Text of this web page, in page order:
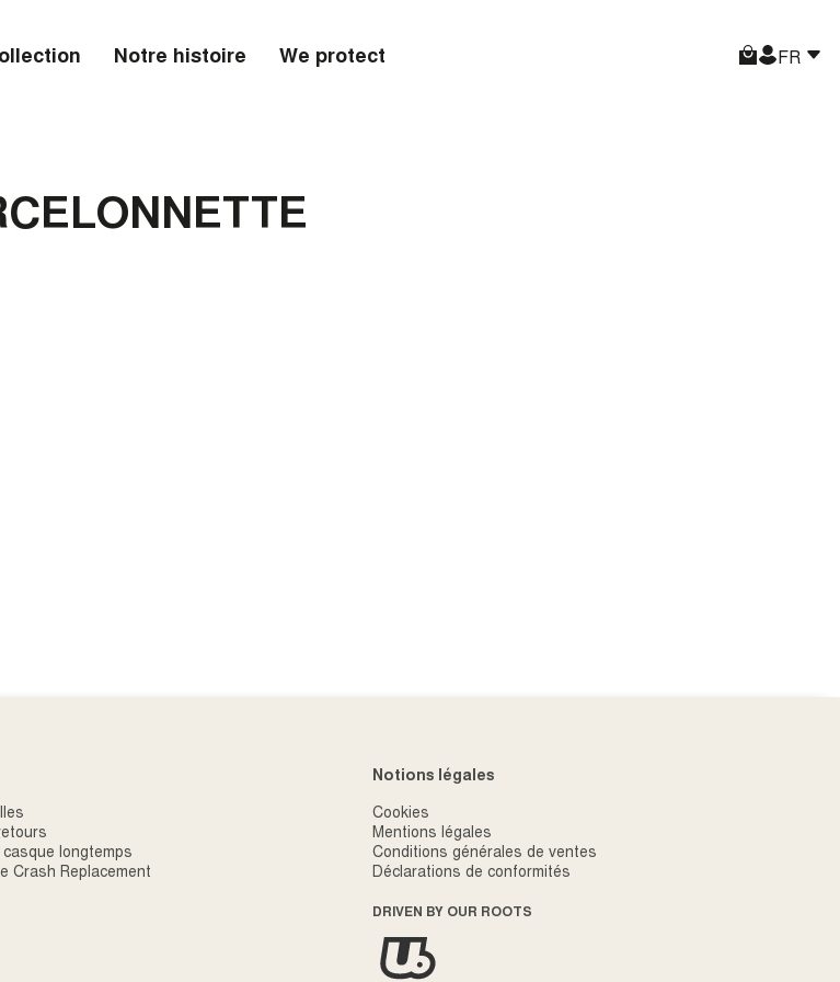
Notre histoire We protect FR
longtemps
Crash Replacement
Notions légales
Cookies
Mentions légales
Conditions générales de ventes
Déclarations de conformités
DRIVEN BY OUR ROOTS